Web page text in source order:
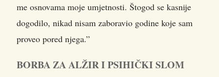
me osnovama moje umjetnosti. Štogod se kasnije
dogodilo, nikad nisam zaboravio godine koje sam
proveo pored njega.”
BORBA ZA ALŽIR I PSIHIČKI SLOM